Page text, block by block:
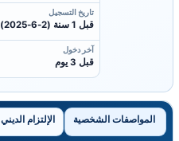
تاريخ التسجيل
قبل 1 سنة (2-6-2025)
آخر دخول
قبل 3 يوم
المواصفات الشخصية الإلتزام الديني